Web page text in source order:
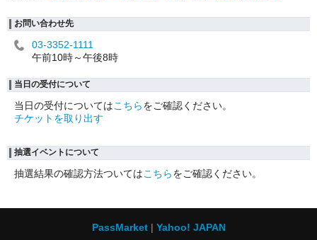
お問い合わせ先
03-3352-1111
午前10時～午後8時
当日の受付について
当日の受付についてはこちらをご確認ください。
チケットを取り出す
抽選イベントについて
抽選結果の確認方法ついてはこちらをご確認ください。
PassMarket Yahoo! JAPAN